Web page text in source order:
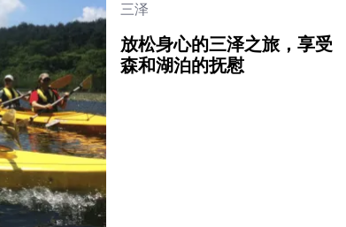
三泽
放松身心的三泽之旅，享受
森和湖泊的抚慰